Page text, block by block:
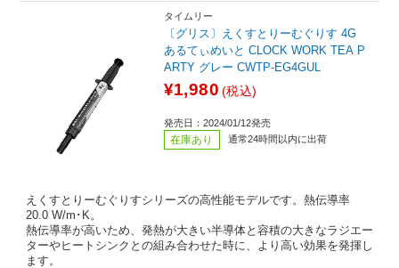
タイムリー
〔グリス〕えくすとりーむぐりす 4G
あるてぃめいと CLOCK WORK TEA P
ARTY グレー CWTP-EG4GUL
¥1,980 (税込)
発売日：2024/01/12発売
在庫あり 通常24時間以内に出荷
えくすとりーむぐりすシリーズの高性能モデルです。熱伝導率
20.0 W/m･K。
熱伝導率が高いため、発熱が大きい半導体と容積の大きなラジエー
ターやヒートシンクとの組み合わせた時に、より高い効果を発揮し
ます。